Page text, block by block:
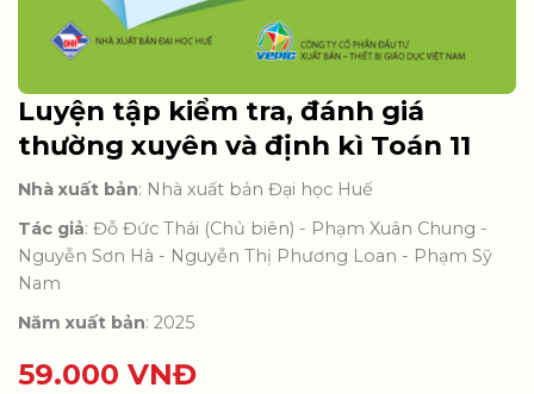
Luyện tập kiểm tra, đánh giá
thường xuyên và định kì Toán 11
Nhà xuất bản: Nhà xuất bản Đại học Huế
Tác giả: Đỗ Đức Thái (Chủ biên) - Phạm Xuân Chung -
Nguyễn Sơn Hà - Nguyễn Thị Phương Loan - Phạm Sỹ
Nam
Năm xuất bản: 2025
59.000 VNĐ